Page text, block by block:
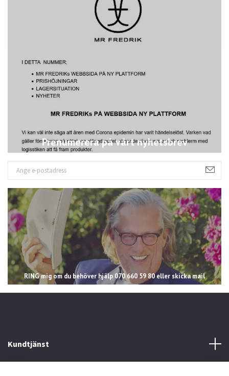
Prenumerera på vårt nyhetsbrev
RING mig om du behöver hjälp 070 660 59 80 eller skicka mail
Kundtjänst